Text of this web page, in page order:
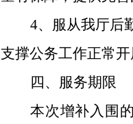
4、 服从我厅后
支撑公务工作正常开
四、服务期限
本次增补入围